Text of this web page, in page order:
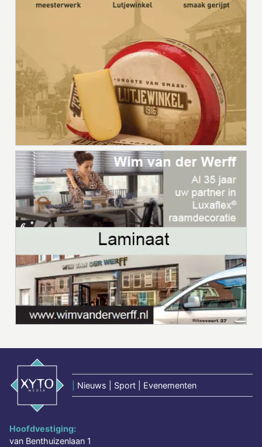
Nieuws | Sport | Evenementen
Hoofdvestiging:
van Benthuizenlaan 1